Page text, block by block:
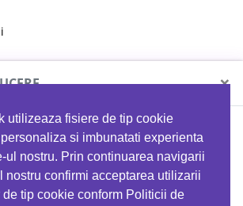
utilizeaza fisiere de tip cookie
si imbunatati experienta
ul nostru. Prin continuarea navigarii
nostru confirmi acceptarea utilizarii
tip cookie conform Politicii de
×
MYPROTEIN
la orice comandă folosind codul